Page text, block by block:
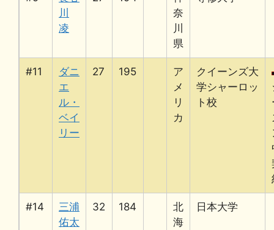
川
凌
奈
川
県
#11
ダニ
エ
ル・
ベイ
リー
27 195
ア
メ
リ
カ
クイーンズ大
学シャーロッ
ト校
#14
三浦
佑太
32 184
北
海
日本大学